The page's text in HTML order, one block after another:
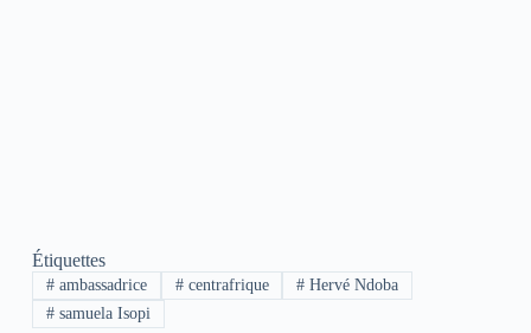
Étiquettes
#ambassadrice #centrafrique # Hervé Ndoba
#samuela Isopi